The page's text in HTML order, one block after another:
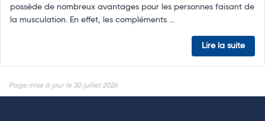
possède de nombreux avantages pour les personnes faisant de
la musculation. En effet, les compléments ...
Lire la suite
Page mise à jour le 30 juillet 2026